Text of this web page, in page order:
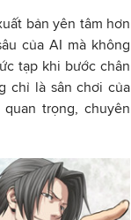
bản yên tâm hơn
của AI mà không
tạp khi bước chân
chỉ là sân chơi của
trọng, chuyên